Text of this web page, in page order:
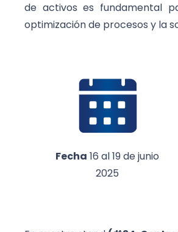
de activos es fundamental
optimización de procesos y la
Fecha 16 al 19 de junio
2025